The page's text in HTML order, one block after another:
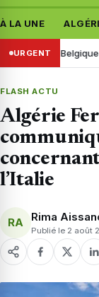
À LA UNE
URGENT
la Belgique : les
FLASH ACTU
Algérie
l’Italie
RA Rima
Publié le 2 août